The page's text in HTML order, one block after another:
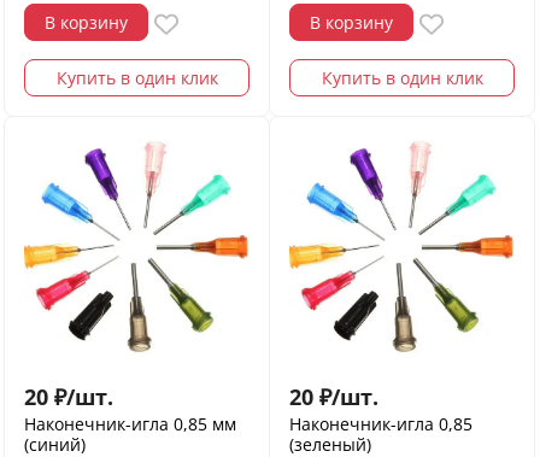
В корзину
Купить в один клик
В корзину
Купить в один клик
20 ₽/шт.
Наконечник-игла 0,85 мм
(синий)
20 ₽/шт.
Наконечник-игла 0,85
(зеленый)